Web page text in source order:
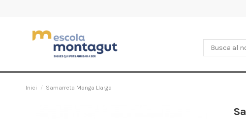
Inici Samarreta Manga Llarga